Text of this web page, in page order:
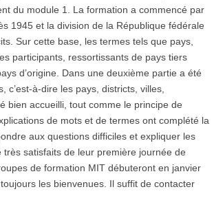
du module 1. La formation a commencé par
1945 et la division de la République fédérale
Sur cette base, les termes tels que pays,
participants, ressortissants de pays tiers
d’origine. Dans une deuxième partie a été
à-dire les pays, districts, villes,
bien accueilli, tout comme le principe de
de mots et de termes ont complété la
aux questions difficiles et expliquer les
satisfaits de leur première journée de
de formation MIT débuteront en janvier
les bienvenues. Il suffit de contacter